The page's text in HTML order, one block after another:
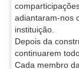
adiantaram-nos
instituição.
Depois da
continuarem
Cada membro